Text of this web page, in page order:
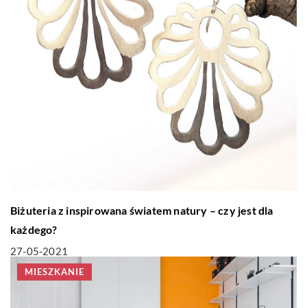
Biżuteria z inspirowana światem natury – czy jest dla
każdego?
27-05-2021
MIESZKANIE